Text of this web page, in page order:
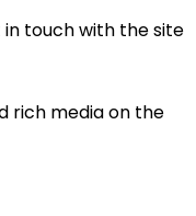
touch with the site
rich media on the